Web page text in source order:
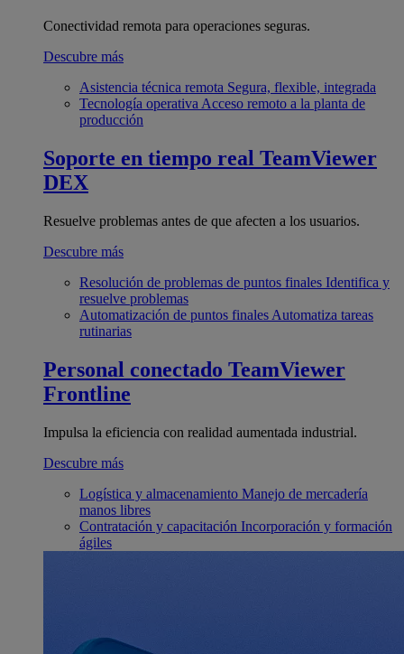
Conectividad remota para operaciones seguras.
Descubre más
Asistencia técnica remota Segura, flexible, integrada
Tecnología operativa Acceso remoto a la planta de
producción
Soporte en tiempo real TeamViewer
DEX
Resuelve problemas antes de que afecten a los usuarios.
Descubre más
Resolución de problemas de puntos finales Identifica y
resuelve problemas
Automatización de puntos finales Automatiza tareas
rutinarias
Personal conectado TeamViewer
Frontline
Impulsa la eficiencia con realidad aumentada industrial.
Descubre más
Logística y almacenamiento Manejo de mercadería
manos libres
Contratación y capacitación Incorporación y formación
ágiles